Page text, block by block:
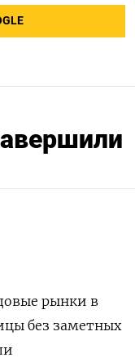
рынки в
без заметных